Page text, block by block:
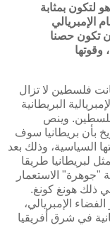
لتكون بمثابة
الإمبريالي
تكون حصنا
وقوتها
ثاني 1917، وعندما كانت فلسطين لا تزال
البريطانية
وينص
بأن بريطانيا سوف
السياسية، وذلك بعد
لبريطانيا طريقا
"جوهرة" الاستعمار
ذلك هونغ كونغ.
الإمبريالي،
في شرق أفريقيا